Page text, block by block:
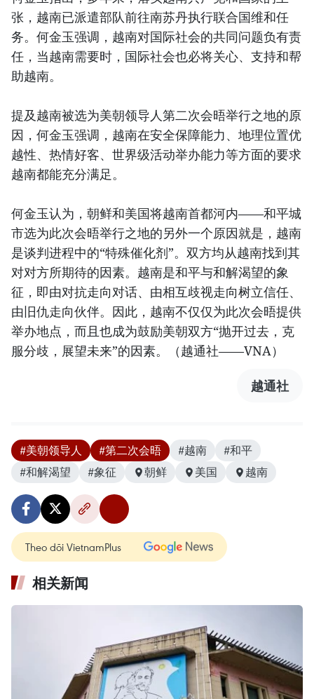
张，越南已派遣部队前往南苏丹执行联合国维和任
务。何金玉强调，越南对国际社会的共同问题负有责
任，当越南需要时，国际社会也必将关心、支持和帮
助越南。
提及越南被选为美朝领导人第二次会晤举行之地的原
因，何金玉强调，越南在安全保障能力、地理位置优
越性、热情好客、世界级活动举办能力等方面的要求
越南都能充分满足。
何金玉认为，朝鲜和美国将越南首都河内——和平城
市选为此次会晤举行之地的另外一个原因就是，越南
是谈判进程中的“特殊催化剂”。双方均从越南找到其
对对方所期待的因素。越南是和平与和解渴望的象
征，即由对抗走向对话、由相互歧视走向树立信任、
由旧仇走向伙伴。因此，越南不仅仅为此次会晤提供
举办地点，而且也成为鼓励美朝双方“抛开过去，克
服分歧，展望未来”的因素。（越通社——VNA）
越通社
#美朝领导人 #第二次会晤 #越南
#和平
#和解渴望
#象征 朝鲜 美国 越南
Theo dõi VietnamPlus
相关新闻